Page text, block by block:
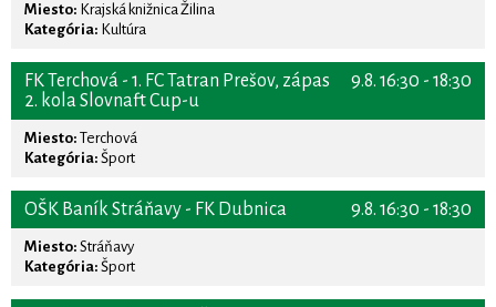
Miesto: Krajská knižnica Žilina
Kategória: Kultúra
9.8. 16:30 - 18:30
FK Terchová - 1. FC Tatran Prešov, zápas
2. kola Slovnaft Cup-u
Miesto: Terchová
Kategória: Šport
9.8. 16:30 - 18:30
OŠK Baník Stráňavy - FK Dubnica
Miesto: Stráňavy
Kategória: Šport